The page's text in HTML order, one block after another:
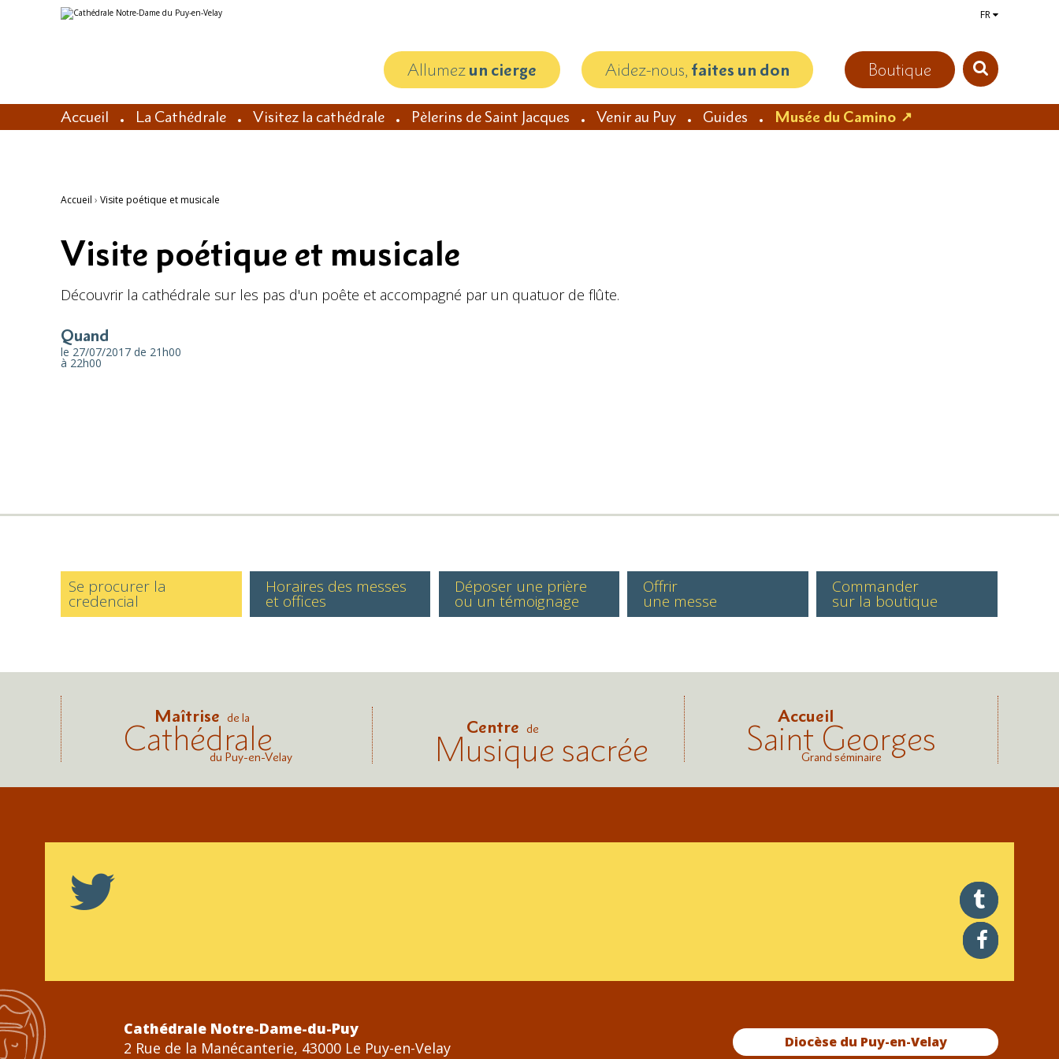
Aller
au
Outils
personnels
FR
Boutique
Allumezun cierge Aidez-nous, faites un don
Accueil La Cathédrale Visitez la cathédrale Pèlerins de Saint Jacques Venir au Puy Guides Musée du Camino
Accueil › Visite poétique et musicale
Visite poétique et musicale
Découvrir la cathédrale sur les pas d'un poête et accompagné par un quatuor de flûte.
Quand
le 27/07/2017 de 21h00
à 22h00
Se procurer la
credencial
Horaires des messes
et offices
Déposer une prière
ou un témoignage
Offrir
une messe
Commander
sur la boutique
Maîtrise de la
Cathédrale
du Puy-en-Velay
Centre de
Musique sacrée
Accueil
Saint Georges
Grand séminaire
twitter
facebook
Diocèse du Puy-en-Velay
Cathédrale Notre-Dame-du-Puy
2 Rue de la Manécanterie, 43000 Le Puy-en-Velay